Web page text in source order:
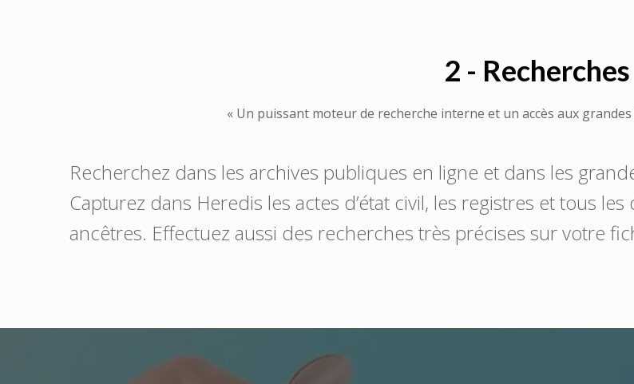
2 - Recherches
« Un puissant moteur de recherche interne et un accès aux
Recherchez dans les archives publiques en ligne et dans les
Capturez dans Heredis les actes d’état civil, les registres et tous
ancêtres. Effectuez aussi des recherches très précises sur votre